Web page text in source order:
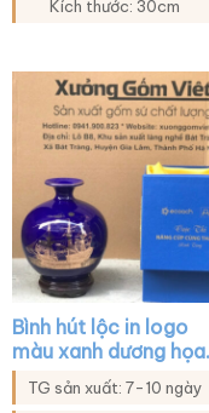
Kích thước: 30cm
Bình hút lộc in logo
màu xanh dương họa
tiết thuyền buồm XG-
BHL03
TG sản xuất: 7-10 ngày